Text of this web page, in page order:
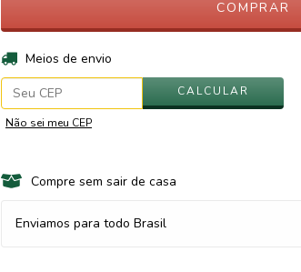
Entregas para o CEP:
Meios de envio
CALCULAR
Não sei meu CEP
Compre sem sair de casa
Enviamos para todo Brasil